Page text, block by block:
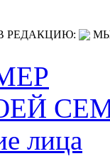
РЕДАКЦИЮ:
лица